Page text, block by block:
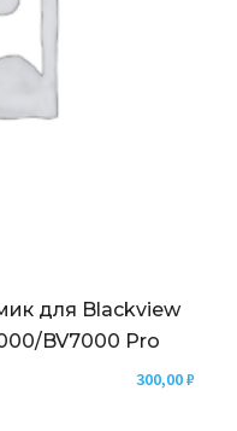
для Blackview
BV7000 Pro
300,00₽